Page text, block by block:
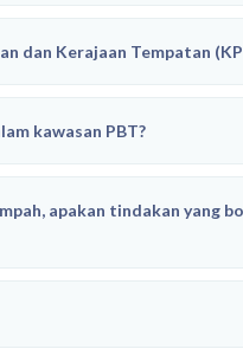
dan Kerajaan Tempatan
kawasan PBT?
apakan tindakan yang